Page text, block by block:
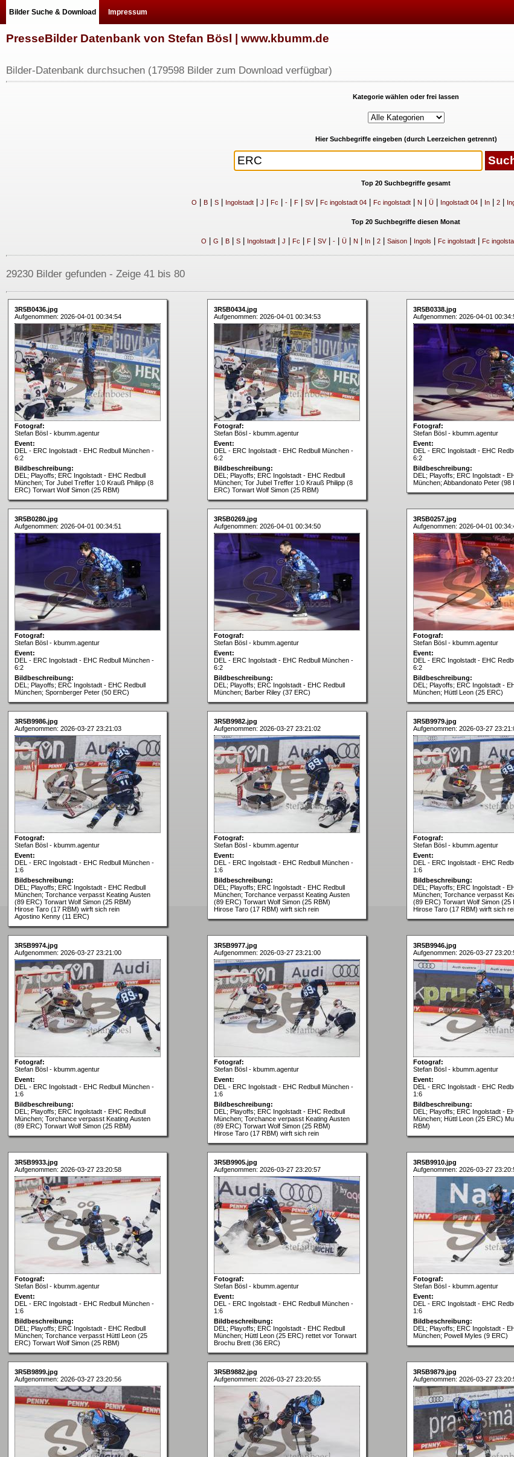
Bilder Suche & Download Impressum
PresseBilder Datenbank von Stefan Bösl | www.kbumm.de
Bilder-Datenbank durchsuchen (179598 Bilder zum Download verfügbar)
Kategorie wählen oder frei lassen
Hier Suchbegriffe eingeben (durch Leerzeichen getrennt)
Top 20 Suchbegriffe gesamt
O B| S| Ingolstadt| J Fc -| F| SV| Fc ingolstadt 04| Fc ingolstadt| N Ü Ingolstadt 04| In| 2|
Top 20 Suchbegriffe diesen Monat
O G B| S| Ingolstadt| J Fc F| SV| -| Ü| N In| 2| Saison| Ingols Fc ingolstadt| Fc
29230 Bilder gefunden - Zeige 41 bis 80
3R5B0436.jpg
Aufgenommen: 2026-04-01 00:34:54
Fotograf:
Stefan Bösl - kbumm.agentur
Event:
DEL - ERC Ingolstadt - EHC Redbull München -
6:2
Bildbeschreibung:
DEL; Playoffs; ERC Ingolstadt - EHC Redbull
München; Tor Jubel Treffer 1:0 Krauß Philipp (8
ERC) Torwart Wolf Simon (25 RBM)
3R5B0434.jpg
Aufgenommen: 2026-04-01 00:34:53
Fotograf:
Stefan Bösl - kbumm.agentur
Event:
DEL - ERC Ingolstadt - EHC Redbull München -
6:2
Bildbeschreibung:
DEL; Playoffs; ERC Ingolstadt - EHC Redbull
München; Tor Jubel Treffer 1:0 Krauß Philipp (8
ERC) Torwart Wolf Simon (25 RBM)
3R5B0338.jpg
Aufgenommen: 2026-04-01
Fotograf:
Stefan Bösl - kbumm.agentur
Event:
DEL - ERC Ingolstadt - EHC
6:2
Bildbeschreibung:
DEL; Playoffs; ERC Ingolstadt -
München; Abbandonato Peter (98
3R5B0280.jpg
Aufgenommen: 2026-04-01 00:34:51
Fotograf:
Stefan Bösl - kbumm.agentur
Event:
DEL - ERC Ingolstadt - EHC Redbull München -
6:2
Bildbeschreibung:
DEL; Playoffs; ERC Ingolstadt - EHC Redbull
München; Spornberger Peter (50 ERC)
3R5B0269.jpg
Aufgenommen: 2026-04-01 00:34:50
Fotograf:
Stefan Bösl - kbumm.agentur
Event:
DEL - ERC Ingolstadt - EHC Redbull München -
6:2
Bildbeschreibung:
DEL; Playoffs; ERC Ingolstadt - EHC Redbull
München; Barber Riley (37 ERC)
3R5B0257.jpg
Aufgenommen: 2026-04-01
Fotograf:
Stefan Bösl - kbumm.agentur
Event:
DEL - ERC Ingolstadt - EHC
6:2
Bildbeschreibung:
DEL; Playoffs; ERC Ingolstadt -
München; Hüttl Leon (25 ERC)
3R5B9986.jpg
Aufgenommen: 2026-03-27 23:21:03
Fotograf:
Stefan Bösl - kbumm.agentur
Event:
DEL - ERC Ingolstadt - EHC Redbull München -
1:6
Bildbeschreibung:
DEL; Playoffs; ERC Ingolstadt - EHC Redbull
München; Torchance verpasst Keating Austen
(89 ERC) Torwart Wolf Simon (25 RBM)
Hirose Taro (17 RBM) wirft sich rein
Agostino Kenny (11 ERC)
3R5B9982.jpg
Aufgenommen: 2026-03-27 23:21:02
Fotograf:
Stefan Bösl - kbumm.agentur
Event:
DEL - ERC Ingolstadt - EHC Redbull München -
1:6
Bildbeschreibung:
DEL; Playoffs; ERC Ingolstadt - EHC Redbull
München; Torchance verpasst Keating Austen
(89 ERC) Torwart Wolf Simon (25 RBM)
Hirose Taro (17 RBM) wirft sich rein
3R5B9979.jpg
Aufgenommen: 2026-03-27
Fotograf:
Stefan Bösl - kbumm.agentur
Event:
DEL - ERC Ingolstadt - EHC
1:6
Bildbeschreibung:
DEL; Playoffs; ERC Ingolstadt -
München; Torchance verpasst
(89 ERC) Torwart Wolf Simon (25
Hirose Taro (17 RBM) wirft sich
3R5B9974.jpg
Aufgenommen: 2026-03-27 23:21:00
Fotograf:
Stefan Bösl - kbumm.agentur
Event:
DEL - ERC Ingolstadt - EHC Redbull München -
1:6
Bildbeschreibung:
DEL; Playoffs; ERC Ingolstadt - EHC Redbull
München; Torchance verpasst Keating Austen
(89 ERC) Torwart Wolf Simon (25 RBM)
3R5B9977.jpg
Aufgenommen: 2026-03-27 23:21:00
Fotograf:
Stefan Bösl - kbumm.agentur
Event:
DEL - ERC Ingolstadt - EHC Redbull München -
1:6
Bildbeschreibung:
DEL; Playoffs; ERC Ingolstadt - EHC Redbull
München; Torchance verpasst Keating Austen
(89 ERC) Torwart Wolf Simon (25 RBM)
Hirose Taro (17 RBM) wirft sich rein
3R5B9946.jpg
Aufgenommen: 2026-03-27
Fotograf:
Stefan Bösl - kbumm.agentur
Event:
DEL - ERC Ingolstadt - EHC
1:6
Bildbeschreibung:
DEL; Playoffs; ERC Ingolstadt -
München; Hüttl Leon (25 ERC)
RBM)
3R5B9933.jpg
Aufgenommen: 2026-03-27 23:20:58
Fotograf:
Stefan Bösl - kbumm.agentur
Event:
DEL - ERC Ingolstadt - EHC Redbull München -
1:6
Bildbeschreibung:
DEL; Playoffs; ERC Ingolstadt - EHC Redbull
München; Torchance verpasst Hüttl Leon (25
ERC) Torwart Wolf Simon (25 RBM)
3R5B9905.jpg
Aufgenommen: 2026-03-27 23:20:57
Fotograf:
Stefan Bösl - kbumm.agentur
Event:
DEL - ERC Ingolstadt - EHC Redbull München -
1:6
Bildbeschreibung:
DEL; Playoffs; ERC Ingolstadt - EHC Redbull
München; Hüttl Leon (25 ERC) rettet vor Torwart
Brochu Brett (36 ERC)
3R5B9910.jpg
Aufgenommen: 2026-03-27
Fotograf:
Stefan Bösl - kbumm.agentur
Event:
DEL - ERC Ingolstadt - EHC
1:6
Bildbeschreibung:
DEL; Playoffs; ERC Ingolstadt -
München; Powell Myles (9 ERC)
3R5B9899.jpg
Aufgenommen: 2026-03-27 23:20:56
3R5B9882.jpg
Aufgenommen: 2026-03-27 23:20:55
3R5B9879.jpg
Aufgenommen: 2026-03-27